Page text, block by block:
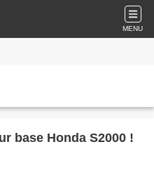
MENU
base Honda S2000 !